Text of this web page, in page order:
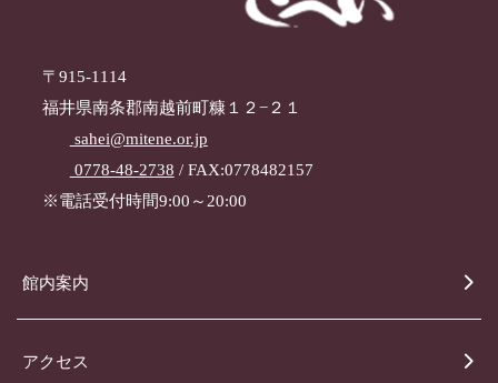
〒915-1114
福井県南条郡南越前町糠１２−２１
sahei@mitene.or.jp
0778-48-2738 / FAX:0778482157
※電話受付時間9:00～20:00
館内案内
アクセス